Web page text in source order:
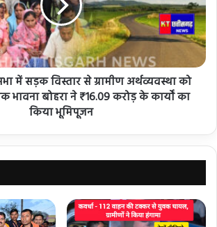
में सड़क विस्तार से ग्रामीण अर्थव्यवस्था को
भावना बोहरा ने ₹16.09 करोड़ के कार्यों का
किया भूमिपूजन